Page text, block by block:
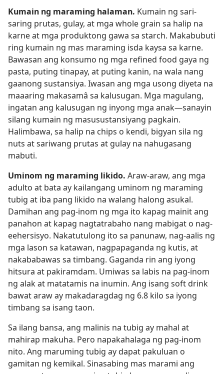
Kumain ng maraming halaman. Kumain ng sari-
saring prutas, gulay, at mga whole grain sa halip na
karne at mga produktong gawa sa starch. Makabubuti
ring kumain ng mas maraming isda kaysa sa karne.
Bawasan ang konsumo ng mga refined food gaya ng
pasta, puting tinapay, at puting kanin, na wala nang
gaanong sustansiya. Iwasan ang mga usong diyeta na
maaaring makasamâ sa kalusugan. Mga magulang,
ingatan ang kalusugan ng inyong mga anak​—sanayin
silang kumain ng masusustansiyang pagkain.
Halimbawa, sa halip na chips o kendi, bigyan sila ng
nuts at sariwang prutas at gulay na nahugasang
mabuti.
Uminom ng maraming likido. Araw-araw, ang mga
adulto at bata ay kailangang uminom ng maraming
tubig at iba pang likido na walang halong asukal.
Damihan ang pag-inom ng mga ito kapag mainit ang
panahon at kapag nagtatrabaho nang mabigat o nag-
eehersisyo. Nakatutulong ito sa panunaw, nag-aalis ng
mga lason sa katawan, nagpapaganda ng kutis, at
nakababawas sa timbang. Gaganda rin ang iyong
hitsura at pakiramdam. Umiwas sa labis na pag-inom
ng alak at matatamis na inumin. Ang isang soft drink
bawat araw ay makadaragdag ng 6.8 kilo sa iyong
timbang sa isang taon.
Sa ilang bansa, ang malinis na tubig ay mahal at
mahirap makuha. Pero napakahalaga ng pag-inom
nito. Ang maruming tubig ay dapat pakuluan o
gamitan ng kemikal. Sinasabing mas marami ang